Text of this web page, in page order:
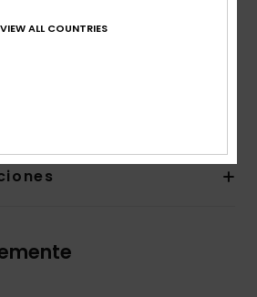
VIEW ALL COUNTRIES